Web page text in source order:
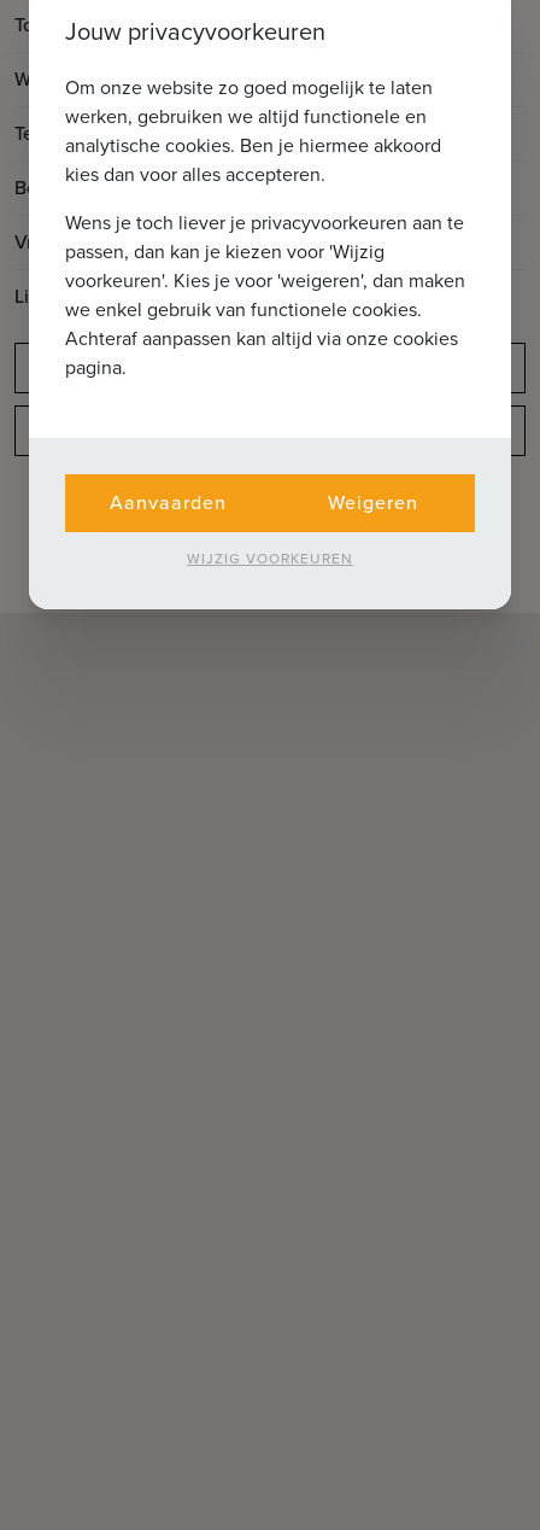
Totale oppervlakte 188.77m
Woonoppervlakte 159.67m
Terrasoppervlakte 29.1m2
Bouwjaar
2024
Vrij op
Vanaf akte
Lift aanwezig
Ja
Jouw privacyvoorkeuren
Om onze website zo goed mogelijk te laten
werken, gebruiken we altijd functionele en
analytische cookies. Ben je hiermee akkoord
kies dan voor alles accepteren.
Wens je toch liever je privacyvoorkeuren aan te
passen, dan kan je kiezen voor 'Wijzig
voorkeuren'. Kies je voor 'weigeren', dan maken
we enkel gebruik van functionele cookies.
Achteraf aanpassen kan altijd via onze cookies
pagina.
Aanvaarden Weigeren
WIJZIG VOORKEUREN